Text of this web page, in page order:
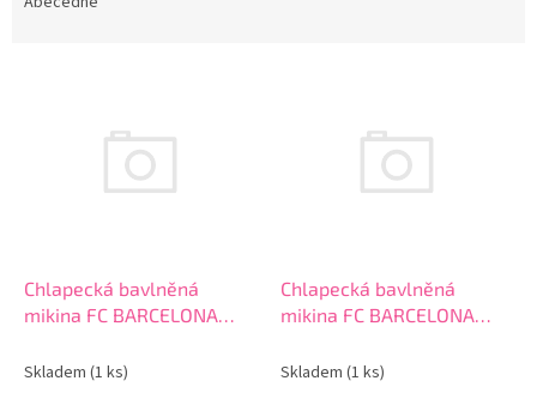
Chlapecká bavlněná
mikina FC BARCELONA
Skladem (1 ks)
Chlapecká bavlněná
mikina FC BARCELONA
Skladem (1 ks)